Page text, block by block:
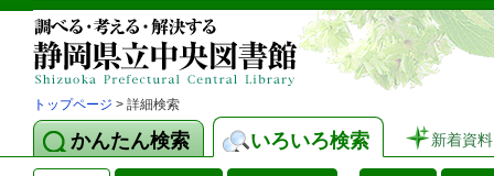
トップページ > 詳細検索
かんたん検索 いろいろ検索 新着資料